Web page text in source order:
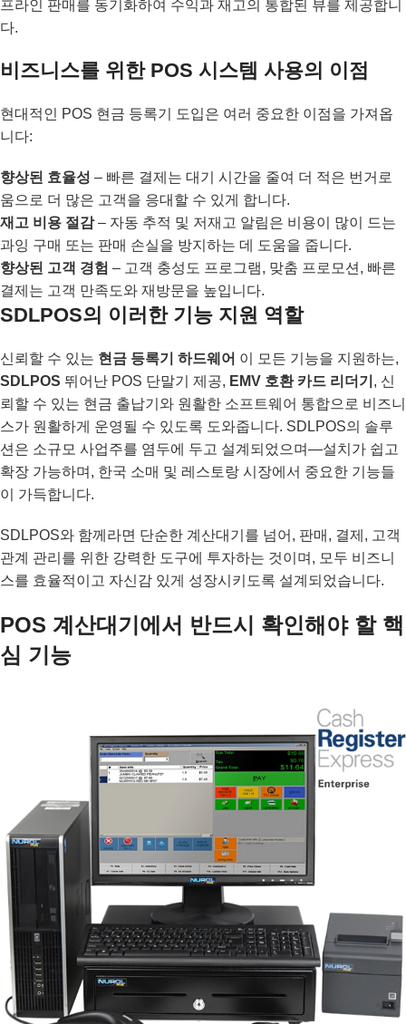
프라인 판매를 동기화하여 수익과 재고의 통합된 뷰를 제공합니
다.
비즈니스를 위한 POS 시스템 사용의 이점
현대적인 POS 현금 등록기 도입은 여러 중요한 이점을 가져옵
니다:
향상된 효율성 – 빠른 결제는 대기 시간을 줄여 더 적은 번거로
움으로 더 많은 고객을 응대할 수 있게 합니다.
재고 비용 절감– 자동 추적 및 저재고 알림은 비용이 많이 드는
과잉 구매 또는 판매 손실을 방지하는 데 도움을 줍니다.
향상된 고객 경험 – 고객 충성도 프로그램, 맞춤 프로모션, 빠른
결제는 고객 만족도와 재방문을 높입니다.
SDLPOS의 이러한 기능 지원 역할
신뢰할 수 있는 현금 등록기 하드웨어 이 모든 기능을 지원하는,
SDLPOS 뛰어난 POS 단말기 제공, EMV 호환 카드 리더기 , 신
뢰할 수 있는 현금 출납기와 원활한 소프트웨어 통합으로 비즈니
스가 원활하게 운영될 수 있도록 도와줍니다. SDLPOS의 솔루
션은 소규모 사업주를 염두에 두고 설계되었으며—설치가 쉽고
확장 가능하며, 한국 소매 및 레스토랑 시장에서 중요한 기능들
이 가득합니다.
SDLPOS와 함께라면 단순한 계산대기를 넘어, 판매, 결제, 고객
관계 관리를 위한 강력한 도구에 투자하는 것이며, 모두 비즈니
스를 효율적이고 자신감 있게 성장시키도록 설계되었습니다.
POS 계산대기에서 반드시 확인해야 할 핵
심 기능